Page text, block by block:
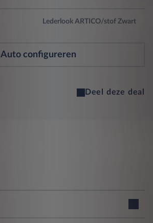
Lederlook ARTICO/stof Zwart
Auto configureren
Deel deze deal